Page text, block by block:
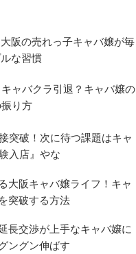
阪の売れっ子キャバ嬢が毎
な習慣
ャバクラ引退？キャバ嬢の
り方
突破！次に待つ課題はキャ
入店』やな
大阪キャバ嬢ライフ！キャ
突破する方法
長交渉が上手なキャバ嬢に
ングン伸ばす